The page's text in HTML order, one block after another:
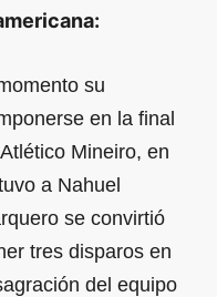
su
en la final
Mineiro, en
a Nahuel
se convirtió
tres disparos en
del equipo